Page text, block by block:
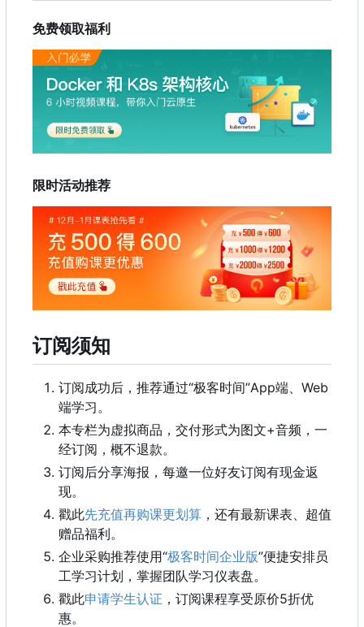
免费领取福利
限时活动推荐
订阅须知
订阅成功后 ， 推荐通过“极客时间”App端、Web
端学习。
本专栏为虚拟商品，交付形式为图文+音频，一
经订阅，概不退款。
订阅后分享海报，每邀一位好友订阅有现金返
现。
戳此先充值再购课更划算 ，还有最新课表、超值
赠品福利。
企业采购推荐使用“极客时间企业版”便捷安排员
工学习计划，掌握团队学习仪表盘。
戳此申请学生认证 ， 订阅课程享受原价5折优
惠。